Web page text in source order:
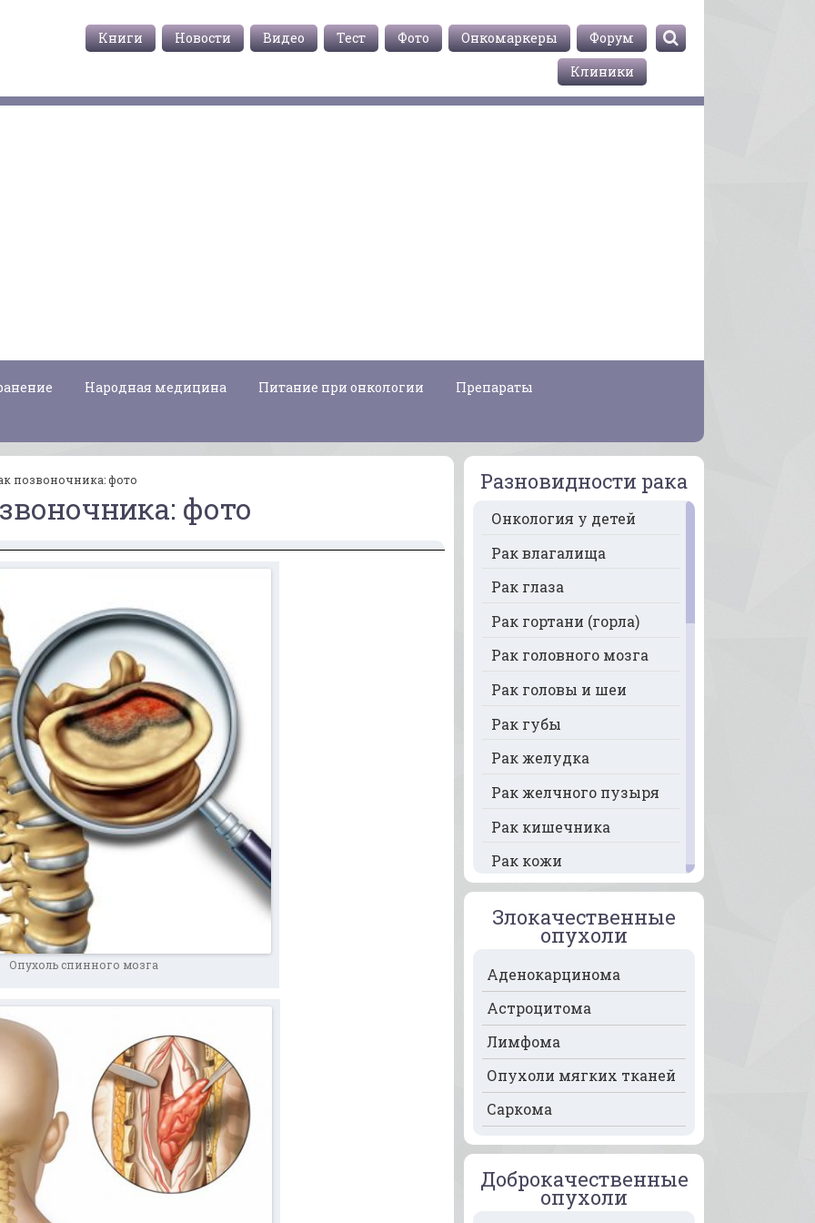
Форум
Онкомаркеры
Фото
Тест
Видео
Новости
Книги
Клиники
Народная медицина Питание при онкологии Препараты
позвоночника: фото
фото
Опухоль спинного мозга
Разновидности рака
Онкология у детей
Рак влагалища
Рак глаза
Рак гортани (горла)
Рак головного мозга
Рак головы и шеи
Рак губы
Рак желудка
Рак желчного пузыря
Рак кишечника
Рак кожи
Рак кости
Рак крови
Рак лимфоузлов
Рак молочной железы
Рак мочевого пузыря
Рак носа
Рак пищевода
Рак поджелудочной
Злокачественные
опухоли
Аденокарцинома
Астроцитома
Лимфома
Опухоли мягких тканей
Саркома
Доброкачественные
опухоли